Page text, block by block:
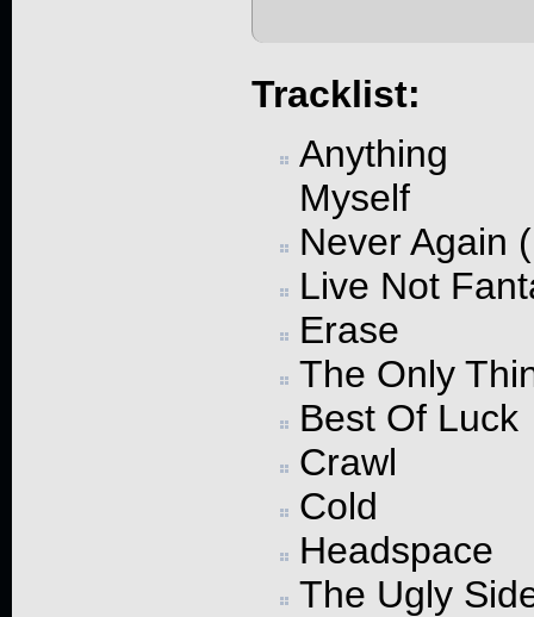
Tracklist:
Anything
Myself
Never Again
Live Not
Erase
The Only
Best Of Luck
Crawl
Cold
Headspace
The Ugly